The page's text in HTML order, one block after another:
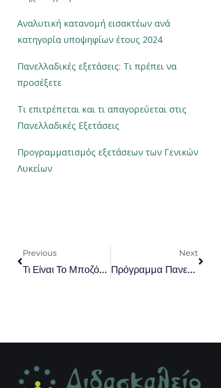
Αναλυτική κατανομή εισακτέων ανά
κατηγορία υποψηφίων έτους 2024
Πανελλαδικές εξετάσεις: Τι πρέπει να
προσέξετε
Τι επιτρέπεται και τι απαγορεύεται στις
Πανελλαδικές Εξετάσεις
Προγραμματισμός εξετάσεων των Γενικών
Λυκείων
Previous
Τι Είναι Το Μποζόνιο Του Higgs;
Next
Πρόγραμμα Πανελληνίων 2013